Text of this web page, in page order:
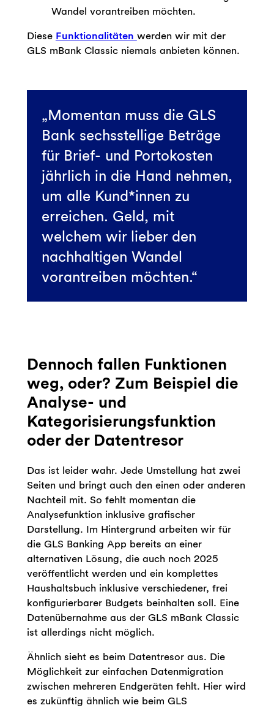
Wandel vorantreiben möchten.
Diese Funktionalitäten werden wir mit der
GLS mBank Classic niemals anbieten können.
Momentan muss die GLS
Bank sechsstellige Beträge
für Brief- und Portokosten
jährlich in die Hand nehmen,
um alle Kund*innen zu
erreichen. Geld, mit
welchem wir lieber den
nachhaltigen Wandel
vorantreiben möchten.
Dennoch fallen Funktionen
weg, oder? Zum Beispiel die
Analyse- und
Kategorisierungsfunktion
oder der Datentresor
Das ist leider wahr. Jede Umstellung hat zwei
Seiten und bringt auch den einen oder anderen
Nachteil mit. So fehlt momentan die
Analysefunktion inklusive grafischer
Darstellung. Im Hintergrund arbeiten wir für
die GLS Banking App bereits an einer
alternativen Lösung, die auch noch 2025
veröffentlicht werden und ein komplettes
Haushaltsbuch inklusive verschiedener, frei
konfigurierbarer Budgets beinhalten soll. Eine
Datenübernahme aus der GLS mBank Classic
ist allerdings nicht möglich.
Ähnlich sieht es beim Datentresor aus. Die
Möglichkeit zur einfachen Datenmigration
zwischen mehreren Endgeräten fehlt. Hier wird
es zukünftig ähnlich wie beim GLS